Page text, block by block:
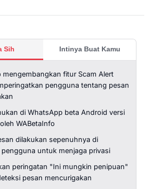
Sih Intinya Buat Kamu
mengembangkan fitur Scam Alert
pengguna tentang pesan
di WhatsApp beta Android versi
WABetaInfo
dilakukan sepenuhnya di
untuk menjaga privasi
peringatan "Ini mungkin penipuan"
pesan mencurigakan